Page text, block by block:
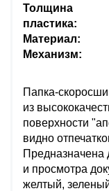
Толщина
пластика:
Материал:
Механизм:
Папка-
из
поверхности
видно
Предназначена
и просмотра
желтый,